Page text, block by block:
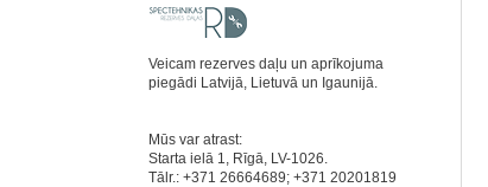
Veicam rezerves daļu un aprīkojuma
piegādi Latvijā, Lietuvā un Igaunijā.
Mūs var atrast:
Starta ielā 1, Rīgā, LV-1026.
Tālr.: +371 26664689; +371 20201819